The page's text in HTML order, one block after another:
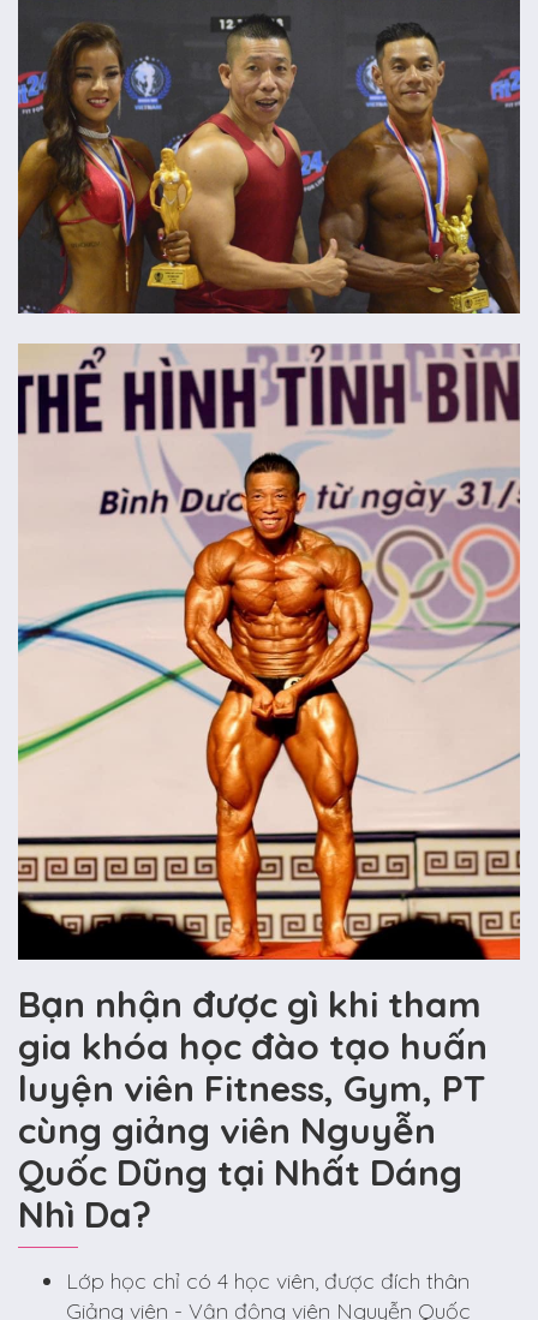
Bạn nhận được gì khi tham
gia khóa học đào tạo huấn
luyện viên Fitness, Gym, PT
cùng giảng viên Nguyễn
Quốc Dũng tại Nhất Dáng
Nhì Da?
Lớp học chỉ có 4 học viên, được đích thân
Giảng viên - Vận động viên Nguyễn Quốc